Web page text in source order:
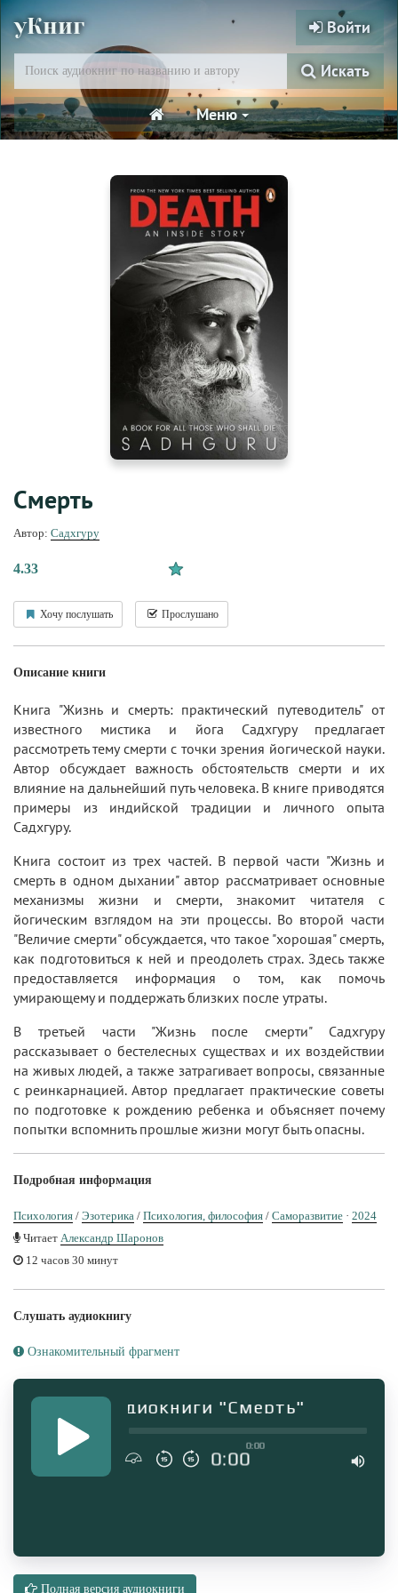
уКниг Войти
Искать
Меню
Смерть
Автор: Садхгуру
4.33
Хочу послушать Прослушано
Описание книги
Книга "Жизнь и смерть: практический путеводитель" от
известного мистика и йога Садхгуру предлагает
рассмотреть тему смерти с точки зрения йогической науки.
Автор обсуждает важность обстоятельств смерти и их
влияние на дальнейший путь человека. В книге приводятся
примеры из индийской традиции и личного опыта
Садхгуру.
Книга состоит из трех частей. В первой части "Жизнь и
смерть в одном дыхании" автор рассматривает основные
механизмы жизни и смерти, знакомит читателя с
йогическим взглядом на эти процессы. Во второй части
"Величие смерти" обсуждается, что такое "хорошая" смерть,
как подготовиться к ней и преодолеть страх. Здесь также
предоставляется информация о том, как помочь
умирающему и поддержать близких после утраты.
В третьей части "Жизнь после смерти" Садхгуру
рассказывает о бестелесных существах и их воздействии
на живых людей, а также затрагивает вопросы, связанные
с реинкарнацией. Автор предлагает практические советы
по подготовке к рождению ребенка и объясняет почему
попытки вспомнить прошлые жизни могут быть опасны.
Подробная информация
Психология / Эзотерика / Психология, философия / Саморазвитие · 2024
Читает Александр Шаронов
12 часов 30 минут
Слушать аудиокнигу
Ознакомительный фрагмент
аудиокниги "Смерть"
0:00
0:00
Полная версия аудиокниги